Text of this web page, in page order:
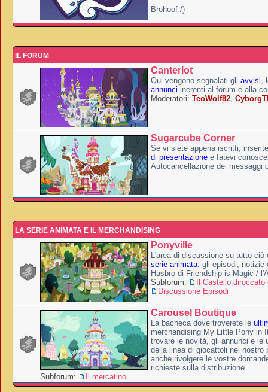
Brohoof /)
IL FORUM
Canterlot
Qui vengono segnalati gli avvisi,
annunci inerenti al forum e alla
Moderatori: TeoWolf82,
Sugarcube Corner
Se vi siete appena iscritti,
di presentazione e fatevi
Autocancellazione dei messaggi
LA SERIE ANIMATA E IL MERCHANDISING
Ponyville
L'area di discussione su tutto ciò
serie animata: gli episodi, notizie
Hasbro di Friendship is Magic /
Subforum:
Il Castello
Discussione Episodi
Carousel Boutique
La bacheca dove troverete le
merchandising My Little Pony in
trovare le novità, gli annunci e le
della linea di giocattoli nel nostro
anche rivolgere le vostre
richieste sulla distribuzione.
Subforum:
Il mercatino